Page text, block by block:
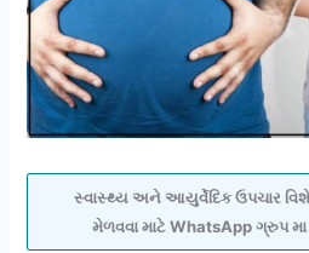
સ્વાસ્થ્ય અને આયુર્વેદિક ઉપચાર વિશે
મેળવવા માટે WhatsApp ગ્રુપ